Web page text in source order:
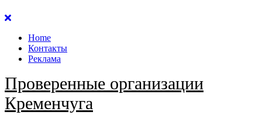
Перейти
содержанию
Home
Контакты
Реклама
Проверенные организации
Кременчуга